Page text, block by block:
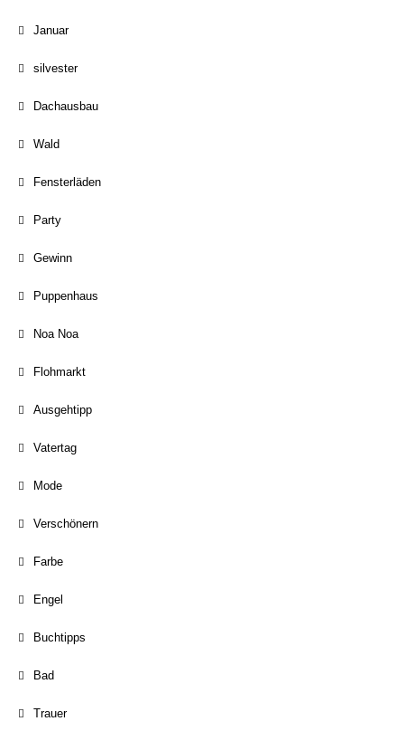
Januar
silvester
Dachausbau
Wald
Fensterläden
Party
Gewinn
Puppenhaus
Noa Noa
Flohmarkt
Ausgehtipp
Vatertag
Mode
Verschönern
Farbe
Engel
Buchtipps
Bad
Trauer